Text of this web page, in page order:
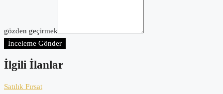
gözden geçirmek
İnceleme Gönder
İlgili İlanlar
Satılık Fırsat